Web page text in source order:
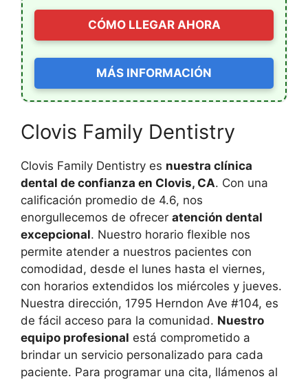
CÓMO LLEGAR AHORA
MÁS INFORMACIÓN
Clovis Family Dentistry
Clovis Family Dentistry es nuestra clínica
dental de confianza en Clovis, CA. Con una
calificación promedio de 4.6, nos
enorgullecemos de ofrecer atención dental
excepcional. Nuestro horario flexible nos
permite atender a nuestros pacientes con
comodidad, desde el lunes hasta el viernes,
con horarios extendidos los miércoles y jueves.
Nuestra dirección, 1795 Herndon Ave #104, es
de fácil acceso para la comunidad. Nuestro
equipo profesional está comprometido a
brindar un servicio personalizado para cada
paciente. Para programar una cita, llámenos al